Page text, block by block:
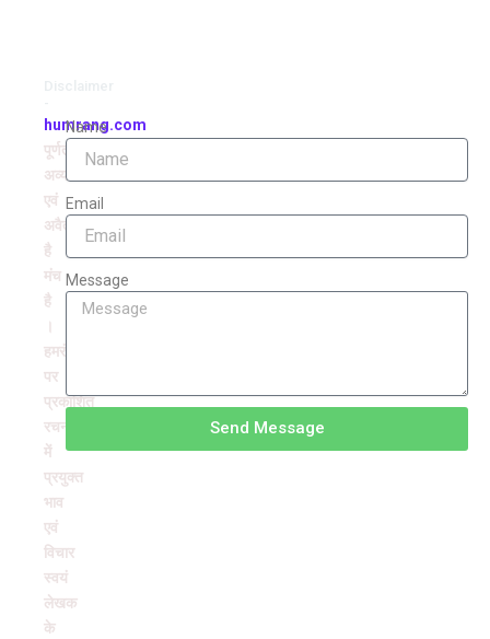
humrang.com
पूर्णतः
अव्यवसायिक
एवं
अवैतनिक
है
मंच
है
हमरंग
पर
प्रकाशित
रचनाओं
में
प्रयुक्त
भाव
एवं
विचार
स्वयं
लेखक
के
Name
Email
Message
Send Message